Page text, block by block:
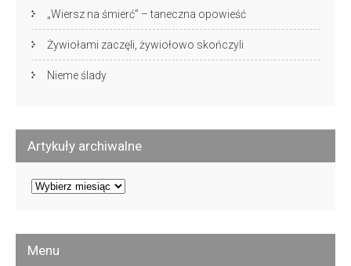
„Wiersz na śmierć” – taneczna opowieść
Żywiołami zaczęli, żywiołowo skończyli
Nieme ślady
Artykuły archiwalne
Artykuły
Menu